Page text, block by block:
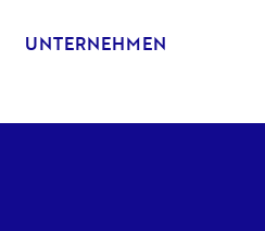
UNTERNEHMEN